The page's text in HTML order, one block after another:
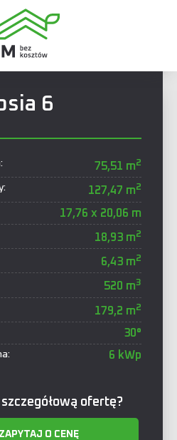
6
75,51 m2
127,47 m2
17,76 x 20,06 m
18,93 m2
6,43 m2
520 m3
179,2 m2
30°
6 kWp
ofertę?
ZAPYTAJ O CENĘ